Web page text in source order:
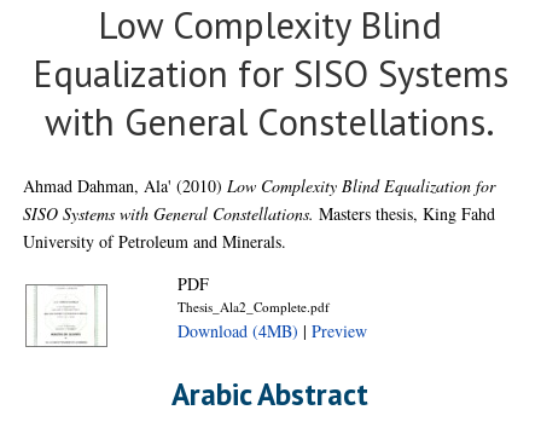
Low Complexity Blind
Equalization for SISO Systems
with General Constellations.
Ahmad Dahman, Ala' (2010)Low Complexity Blind Equalization for
SISO Systems with General Constellations. Masters thesis, King Fahd
University of Petroleum and Minerals.
PDF
Thesis_Ala2_Complete.pdf
Download (4MB) |Preview
Arabic Abstract